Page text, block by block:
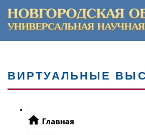
ВИРТУАЛЬНЫЕ